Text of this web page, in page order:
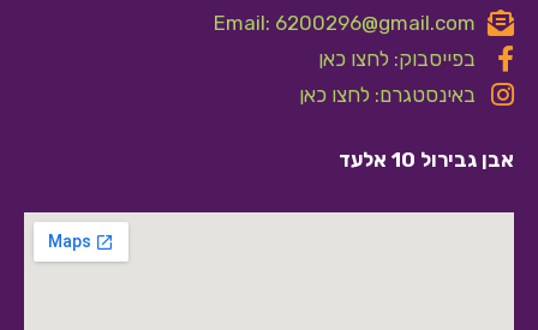
Email: 6200296@gmail.com
בפייסבוק: לחצו כאן
באינסטגרם: לחצו כאן
אבן גבירול 10 אלעד